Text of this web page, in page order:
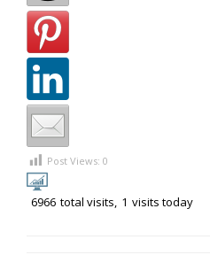
Post Views: 0
6966 total visits, 1 visits today